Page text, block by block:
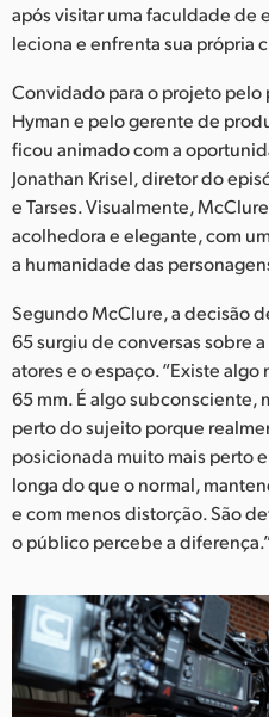
Netherlands
New Zealand
Norway
Poland
Portugal
South Africa
Spain
Sweden
Chinese Taipei
Turkey
UAE
Ukraine
United Kingdom
após visitar uma faculdade de
leciona e enfrenta sua própria
Convidado para o projeto
Hyman e pelo gerente de
ficou animado com a
Jonathan Krisel, diretor do
e Tarses. Visualmente,
acolhedora e elegante, com
a humanidade das
Segundo McClure, a decisão
65 surgiu de conversas sobre
atores e o espaço. “Existe
65 mm. É algo subconsciente,
perto do sujeito porque
posicionada muito mais perto
longa do que o normal,
e com menos distorção. São
o público percebe a